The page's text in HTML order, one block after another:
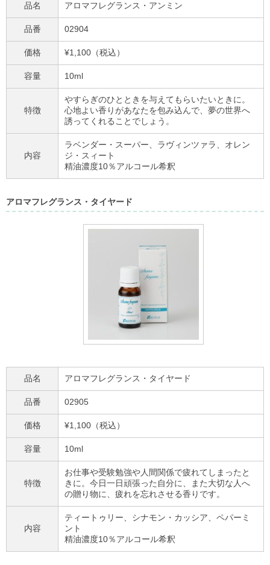
品名 アロマフレグランス・アンミン
品番 02904
価格 ¥1,100（税込）
容量 10ml
特徴
やすらぎのひとときを与えてもらいたいときに。
心地よい香りがあなたを包み込んで、夢の世界へ
誘ってくれることでしょう。
内容
ラベンダー・スーパー、ラヴィンツァラ、オレン
ジ・スィート
精油濃度10％アルコール希釈
アロマフレグランス・タイヤード
品名 アロマフレグランス・タイヤード
品番 02905
価格 ¥1,100（税込）
容量 10ml
特徴
お仕事や受験勉強や人間関係で疲れてしまったと
きに。今日一日頑張った自分に、また大切な人へ
の贈り物に、疲れを忘れさせる香りです。
内容
ティートゥリー、シナモン・カッシア、ペパーミ
ント
精油濃度10％アルコール希釈